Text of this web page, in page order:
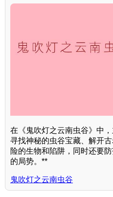
在《鬼吹灯之云南虫谷》中
寻找神秘的虫谷宝藏、解开
险的生物和陷阱，同时还要
的局势。**
鬼吹灯之云南虫谷